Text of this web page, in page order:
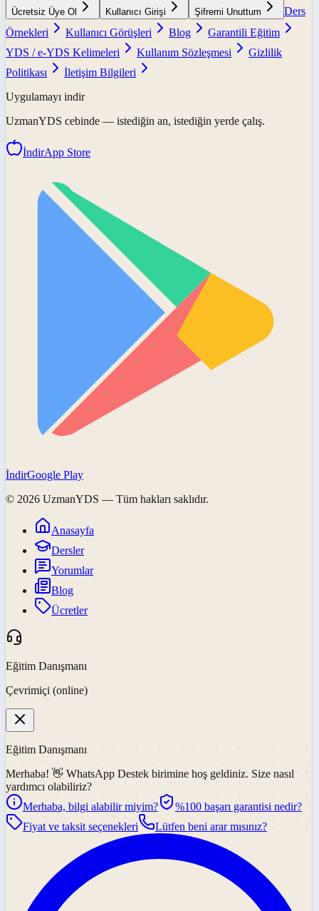
Ücretsiz Üye Ol Kullanıcı Girişi Şifremi Unuttum
Ders
Örnekleri
Kullanıcı Görüşleri Blog
Garantili Eğitim
YDS / e-YDS Kelimeleri
Kullanım Sözleşmesi
Gizlilik
Politikası
İletişim Bilgileri
Uygulamayı indir
UzmanYDS cebinde — istediğin an, istediğin yerde çalış.
İndirApp Store
İndirGoogle Play
© 2026 UzmanYDS — Tüm hakları saklıdır.
Anasayfa
Dersler
Yorumlar
Blog
Ücretler
Eğitim Danışmanı
Çevrimiçi (online)
Eğitim Danışmanı
Merhaba! 👋 WhatsApp Destek birimine hoş geldiniz. Size nasıl
yardımcı olabiliriz?
Merhaba, bilgi alabilir miyim?
%100 başarı garantisi nedir?
Fiyat ve taksit seçenekleri
Lütfen beni arar mısınız?